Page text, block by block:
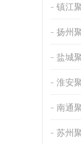
镇江
扬州
盐城
淮安
南通
苏州